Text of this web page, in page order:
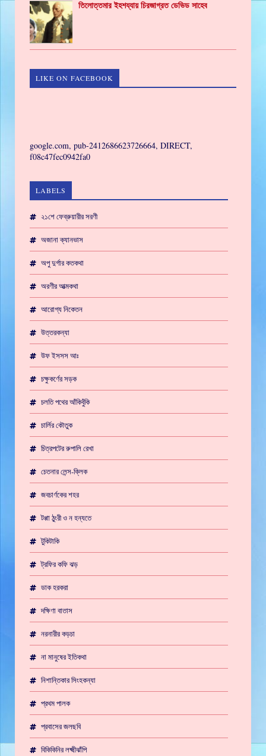
তিলোত্তমার ইহশয্যায় চিরজাগ্রত ডেভিড সাহেব
LIKE ON FACEBOOK
google.com, pub-2412686623726664, DIRECT,
f08c47fec0942fa0
LABELS
২১শে ফেব্রুয়ারীর সরণী
অজানা ক্যানভাস
অপু দুর্গার কতকথা
অরণীর আত্মকথা
আরোগ্য নিকেতন
উত্তরকন্যা
উফ ইসসস আঃ
চক্ষুকর্ণের সড়ক
চলতি পথের আঁকিবুঁকি
চার্লির কৌতুক
চিত্রপটের রুপালি রেখা
চেতনার লেন্স-ক্লিক
জবচার্ণকের শহর
টপ্পা ঠুংরী ও ন হন্যতে
টুকিটাকি
ট্রফির কফি ঝড়
ডাক হরকরা
দক্ষিণা বাতাস
নরনারীর কড়চা
না মানুষের ইতিকথা
নিশান্তিকার সিংহকন্যা
প্রথম পালক
প্রবাসের জলছবি
বিকিকিনির লক্ষ্মীঝাঁপি